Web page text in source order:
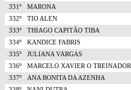
331º MARONA
332º
TIO ALEN
333º
THIAGO CAPITÃO TIBA
334º
KANDICE FABRIS
335º
JULIANA VARGAS
336º
MARCELO XAVIER O TREINADOR
337º
ANA BONITA DA AZENHA